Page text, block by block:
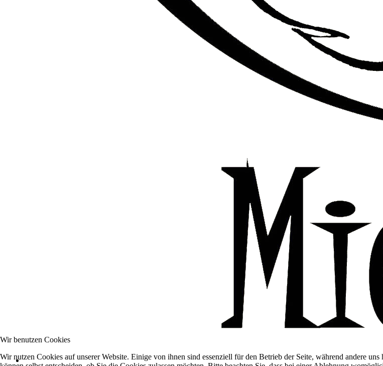
Wir benutzen Cookies
Wir nutzen Cookies auf unserer Website. Einige von ihnen sind essenziell für den Betrieb der Seite, während andere